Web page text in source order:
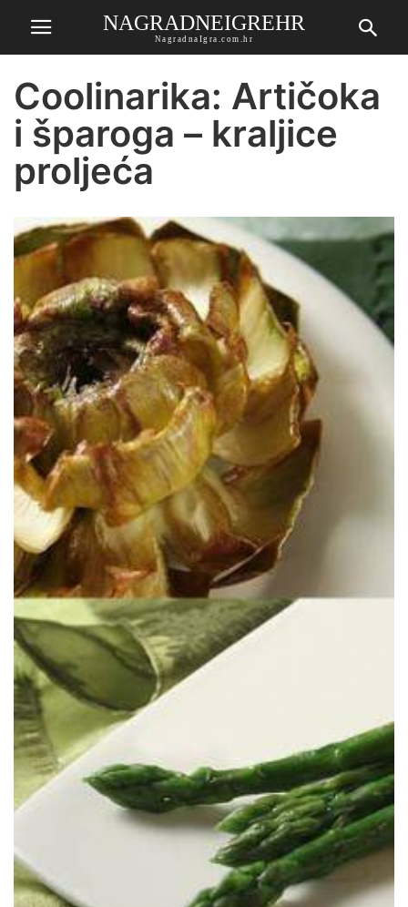
NAGRADNEIGREHR
NagradnaIgra.com.hr
Coolinarika: Artičoka
i šparoga – kraljice
proljeća